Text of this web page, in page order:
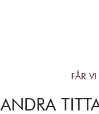
FÅR
ANDRA